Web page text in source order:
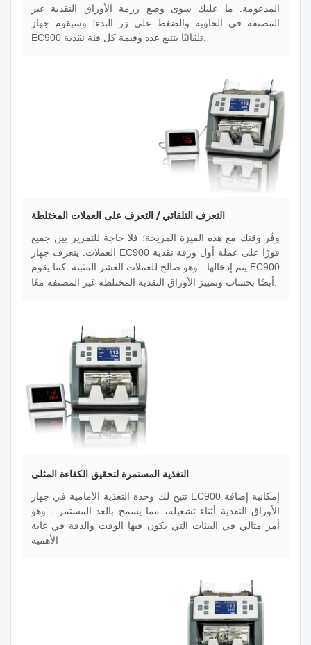
المدعومة. ما عليك سوى وضع رزمة الأوراق النقدية غير
المصنفة في الحاوية والضغط على زر البدء؛ وسيقوم جهاز
التعرف التلقائي / التعرف على العملات المختلطة
وفّر وقتك مع هذه الميزة المريحة؛ فلا حاجة للتمرير بين جميع
العملات. يتعرف جهاز EC900 فورًا على عملة أول ورقة نقدية
يتم إدخالها - وهو صالح للعملات العشر المثبتة. كما يقوم EC900
التغذية المستمرة لتحقيق الكفاءة المثلى
تتيح لك وحدة التغذية الأمامية في جهاز EC900 إمكانية إضافة
الأوراق النقدية أثناء تشغيله، مما يسمح بالعد المستمر - وهو
أمر مثالي في البيئات التي يكون فيها الوقت والدقة في غاية
الأهمية